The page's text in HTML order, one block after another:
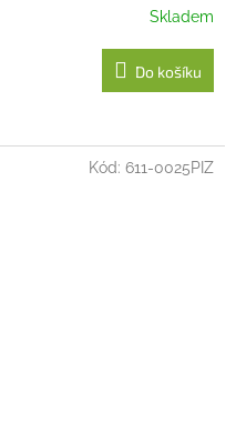
Skladem
Do košíku
Kód: 611-0025PIZ